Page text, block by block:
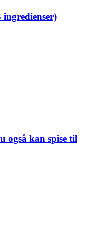
også kan spise til